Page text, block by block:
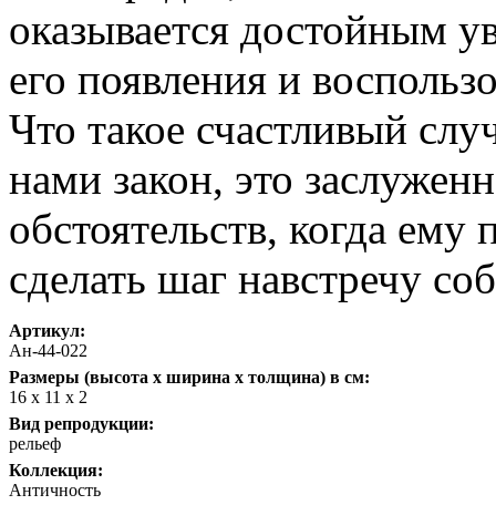
оказывается достойным
его появления и
Что такое счастливый
нами закон, это
обстоятельств, когда ему
сделать шаг навстречу
Артикул:
Ан-44-022
Размеры (высота х ширина х толщина) в см:
16 х 11 х 2
Вид репродукции:
рельеф
Коллекция:
Античность